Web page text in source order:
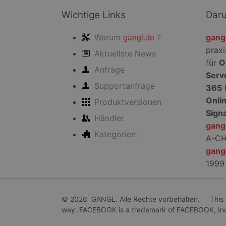
Wichtige Links
Warum gangl.de ?
Aktuellste News
Anfrage
Supportanfrage
Produktversionen
Händler
Kategorien
für
365
A-CH
1999
© 2026 GANGL. Alle Rechte vorbehalten. This
way. FACEBOOK is a trademark of FACEBOOK,
_rdt_uuid
_ttp